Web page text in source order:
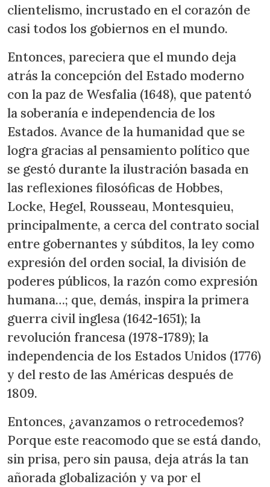
clientelismo, incrustado en el corazón de
casi todos los gobiernos en el mundo.
Entonces, pareciera que el mundo deja
atrás la concepción del Estado moderno
con la paz de Wesfalia (1648), que patentó
la soberanía e independencia de los
Estados. Avance de la humanidad que se
logra gracias al pensamiento político que
se gestó durante la ilustración basada en
las reflexiones filosóficas de Hobbes,
Locke, Hegel, Rousseau, Montesquieu,
principalmente, a cerca del contrato social
entre gobernantes y súbditos, la ley como
expresión del orden social, la división de
poderes públicos, la razón como expresión
humana…; que, demás, inspira la primera
guerra civil inglesa (1642-1651); la
revolución francesa (1978-1789); la
independencia de los Estados Unidos (1776)
y del resto de las Américas después de
1809.
Entonces, ¿avanzamos o retrocedemos?
Porque este reacomodo que se está dando,
sin prisa, pero sin pausa, deja atrás la tan
añorada globalización y va por el